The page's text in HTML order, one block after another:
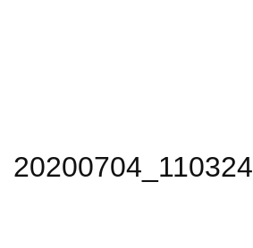
20200704_110324